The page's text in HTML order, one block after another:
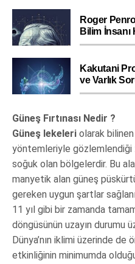
Roger
Bilim İnsanı
Kakutani
ve Varlık
Güneş Fırtınası Nedir ?
Güneş lekeleri olarak
yöntemleriyle gözlemlendiği
soğuk olan bölgelerdir. Bu
manyetik alan güneş
gereken uygun şartlar
11 yıl gibi bir zamanda
döngüsünün uzayın durumu
Dünya’nın iklimi üzerinde de
etkinliğinin minimumda